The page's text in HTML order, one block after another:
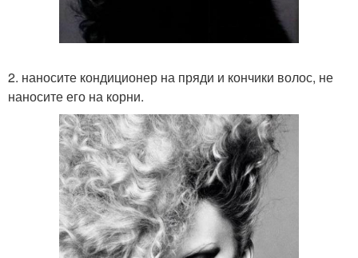
2. наносите кондиционер на пряди и кончики волос, не
наносите его на корни.